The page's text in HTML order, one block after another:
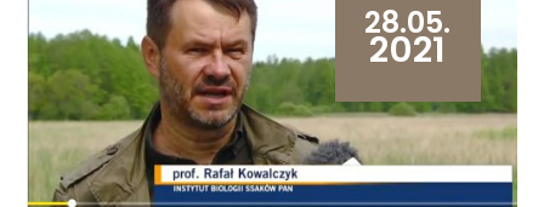
28.05.
2021